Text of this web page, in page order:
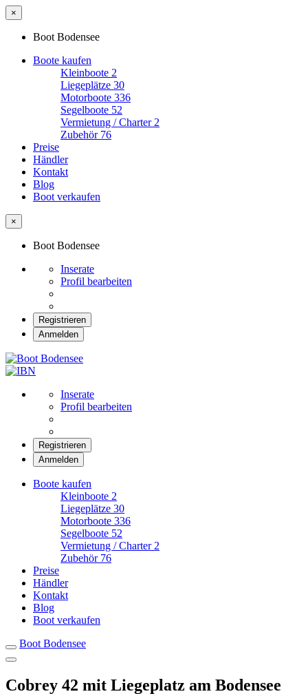
×
Boot Bodensee
Boote kaufen
Kleinboote 2
Liegeplätze 30
Motorboote 336
Segelboote 52
Vermietung / Charter 2
Zubehör 76
Preise
Händler
Kontakt
Blog
Boot verkaufen
×
Boot Bodensee
Inserate
Profil bearbeiten
Registrieren
Anmelden
Inserate
Profil bearbeiten
Registrieren
Anmelden
Boote kaufen
Kleinboote 2
Liegeplätze 30
Motorboote 336
Segelboote 52
Vermietung / Charter 2
Zubehör 76
Preise
Händler
Kontakt
Blog
Boot verkaufen
Boot Bodensee
Cobrey 42 mit Liegeplatz am Bodensee